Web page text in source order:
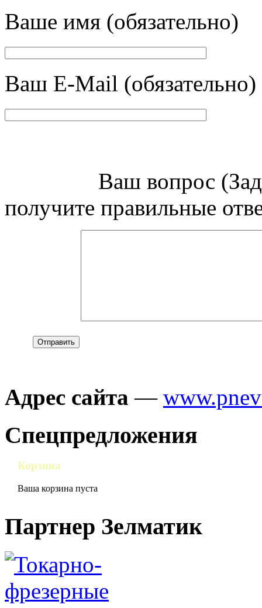
Ваше имя (обязательно)
Ваш E-Mail (обязательно)
Ваш вопрос
получите правильные
Адрес сайта —
Спецпредложения
Корзина
Ваша корзина пуста
Партнер Зелматик